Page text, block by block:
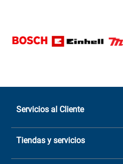
Servicios al Cliente
Quiénes somos
Sucursales
Tiendas y servicios
Casa Matriz: Avenida Chorrillos